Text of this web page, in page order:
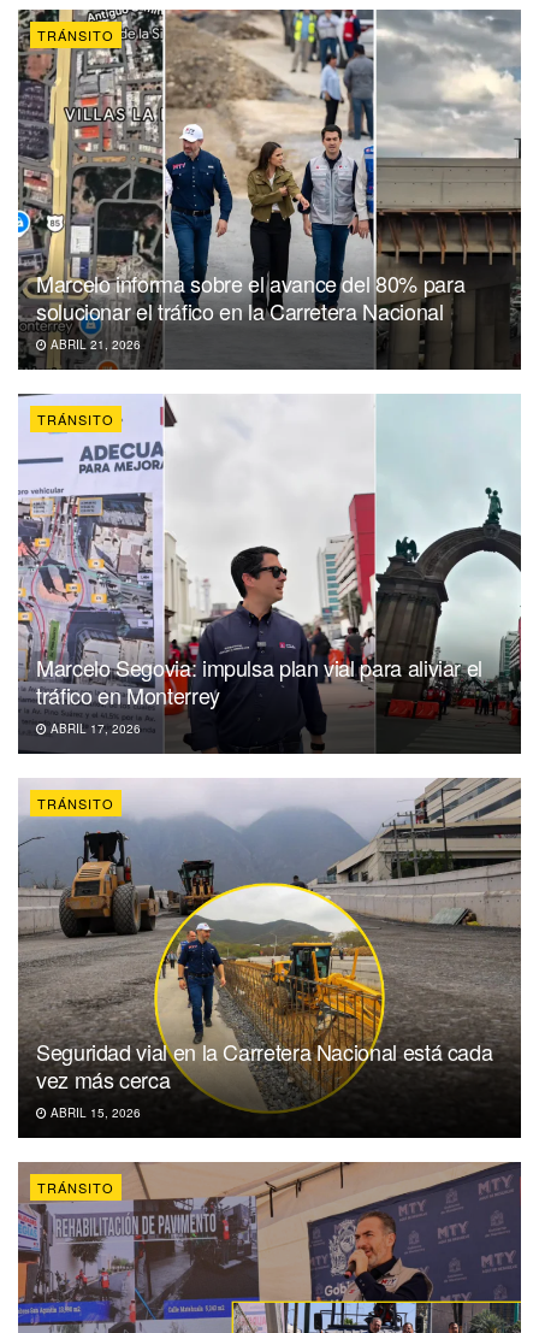
TRÁNSITO
Marcelo informa sobre el avance del 80% para
solucionar el tráfico en la Carretera Nacional
ABRIL 21, 2026
TRÁNSITO
Marcelo Segovia: impulsa plan vial para aliviar el
tráfico en Monterrey
ABRIL 17, 2026
TRÁNSITO
Seguridad vial en la Carretera Nacional está cada
vez más cerca
ABRIL 15, 2026
TRÁNSITO